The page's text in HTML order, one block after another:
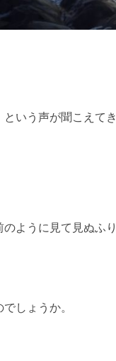
いう声が聞こえてき
ように見て見ぬふり
しょうか。